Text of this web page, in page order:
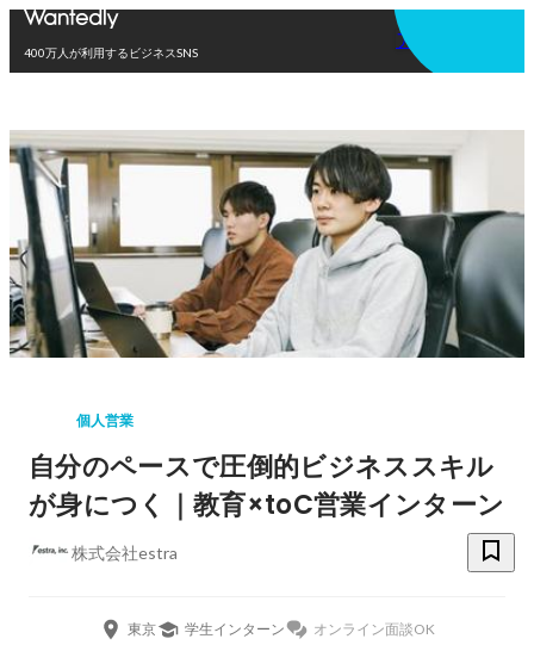
400万人が利用するビジネスSNS
アプリを使う
個人営業
自分のペースで圧倒的ビジネススキル
が身につく｜教育×toC営業インターン
株式会社estra
東京 学生インターン オンライン面談OK